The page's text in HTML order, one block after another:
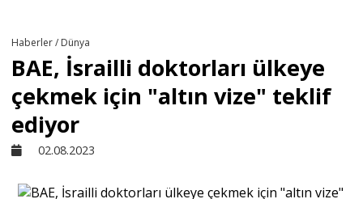
Derkenar
Kültür - Sanat
Haberler / Dünya
BAE, İsrailli doktorları ülkeye
çekmek için "altın vize" teklif
ediyor
02.08.2023